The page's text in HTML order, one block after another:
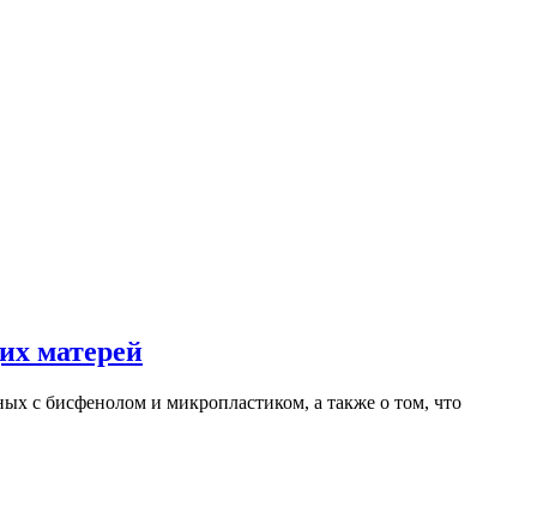
матерей
с бисфенолом и микропластиком, а также о том, что